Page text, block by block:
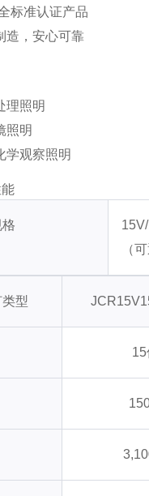
标准认证产品
造，安心可靠
理照明
照明
学观察照明
（
型
15